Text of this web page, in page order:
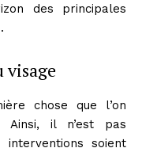
des principales
visage
chose que l’on
Ainsi, il n’est pas
soient